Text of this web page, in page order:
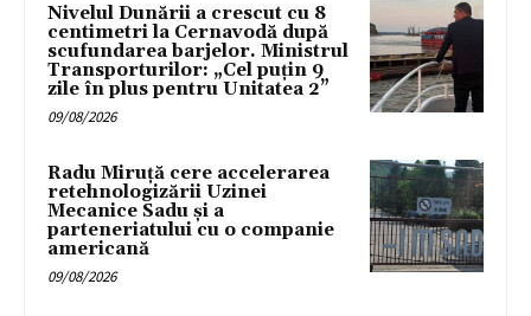
Nivelul Dunării a crescut cu 8
centimetri la Cernavodă după
scufundarea barjelor. Ministrul
Transporturilor: „Cel puțin 9
zile în plus pentru Unitatea 2”
09/08/2026
Radu Miruță cere accelerarea
retehnologizării Uzinei
Mecanice Sadu și a
parteneriatului cu o companie
americană
09/08/2026